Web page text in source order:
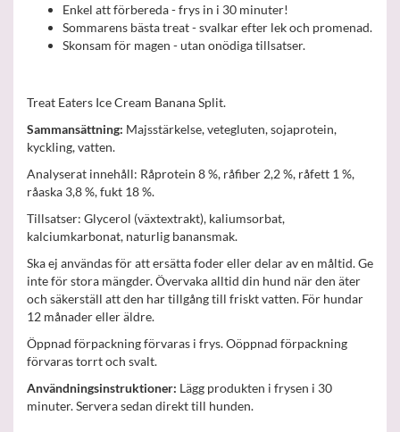
Enkel att förbereda - frys in i 30 minuter!
Sommarens bästa treat - svalkar efter lek och promenad.
Skonsam för magen - utan onödiga tillsatser.
Treat Eaters Ice Cream Banana Split.
Sammansättning: Majsstärkelse, vetegluten, sojaprotein,
kyckling, vatten.
Analyserat innehåll: Råprotein 8 %, råfiber 2,2 %, råfett 1 %,
råaska 3,8 %, fukt 18 %.
Tillsatser: Glycerol (växtextrakt), kaliumsorbat,
kalciumkarbonat, naturlig banansmak.
Ska ej användas för att ersätta foder eller delar av en måltid. Ge
inte för stora mängder. Övervaka alltid din hund när den äter
och säkerställ att den har tillgång till friskt vatten. För hundar
12 månader eller äldre.
Öppnad förpackning förvaras i frys. Oöppnad förpackning
förvaras torrt och svalt.
Användningsinstruktioner: Lägg produkten i frysen i 30
minuter. Servera sedan direkt till hunden.